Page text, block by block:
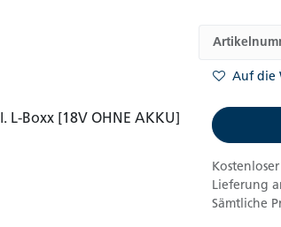
Auf die
Lieferung
Sämtliche